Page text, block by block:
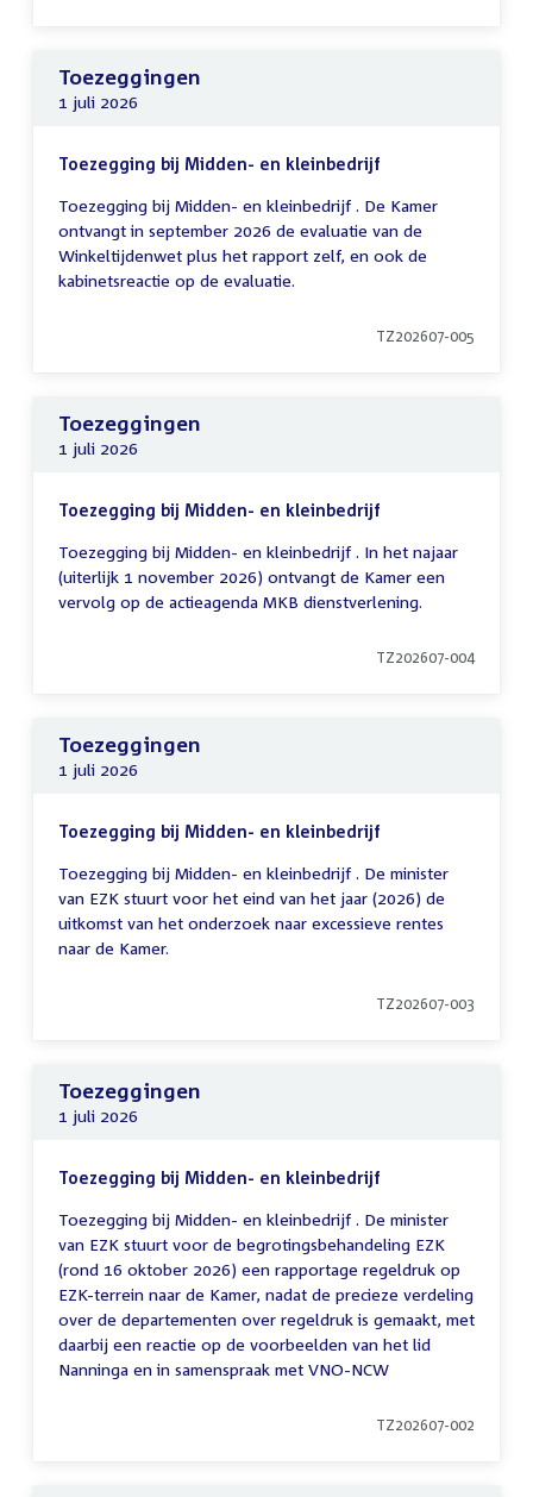
Toezeggingen
1 juli 2026
Toezegging bij Midden- en kleinbedrijf
Toezegging bij Midden- en kleinbedrijf . De Kamer
ontvangt in september 2026 de evaluatie van de
Winkeltijdenwet plus het rapport zelf, en ook de
kabinetsreactie op de evaluatie.
TZ202607-005
Toezeggingen
1 juli 2026
Toezegging bij Midden- en kleinbedrijf
Toezegging bij Midden- en kleinbedrijf . In het najaar
(uiterlijk 1 november 2026) ontvangt de Kamer een
vervolg op de actieagenda MKB dienstverlening.
TZ202607-004
Toezeggingen
1 juli 2026
Toezegging bij Midden- en kleinbedrijf
Toezegging bij Midden- en kleinbedrijf . De minister
van EZK stuurt voor het eind van het jaar (2026) de
uitkomst van het onderzoek naar excessieve rentes
naar de Kamer.
TZ202607-003
Toezeggingen
1 juli 2026
Toezegging bij Midden- en kleinbedrijf
Toezegging bij Midden- en kleinbedrijf . De minister
van EZK stuurt voor de begrotingsbehandeling EZK
(rond 16 oktober 2026) een rapportage regeldruk op
EZK-terrein naar de Kamer, nadat de precieze verdeling
over de departementen over regeldruk is gemaakt, met
daarbij een reactie op de voorbeelden van het lid
Nanninga en in samenspraak met VNO-NCW
TZ202607-002